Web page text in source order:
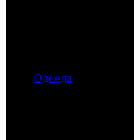
Одежда